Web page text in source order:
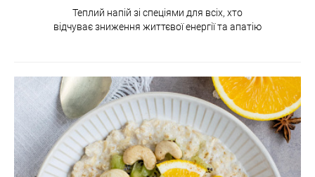
Теплий напій зі спеціями для всіх, хто
відчуває зниження життєвої енергії та апатію